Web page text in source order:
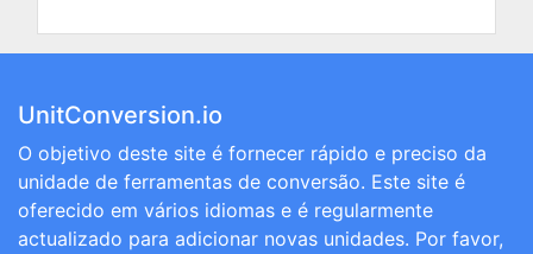
UnitConversion.io
O objetivo deste site é fornecer rápido e preciso da
unidade de ferramentas de conversão. Este site é
oferecido em vários idiomas e é regularmente
actualizado para adicionar novas unidades. Por favor,